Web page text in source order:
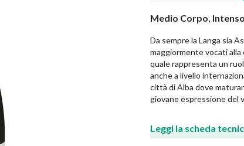
Medio Corpo,
Da sempre la Langa sia
maggiormente vocati
quale rappresenta un
anche a livello
città di Alba dove
giovane espressione del
Leggi la scheda